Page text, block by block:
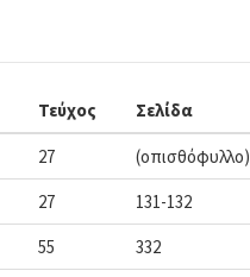
Τεύχος Σελίδα
27 (οπισθόφυλλο)
27 131-132
55 332